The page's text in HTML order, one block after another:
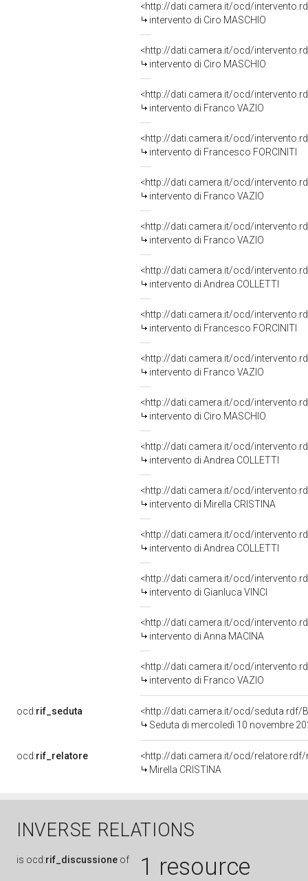
<http://dati.camera.it/ocd/
intervento di Ciro MASCHIO
<http://dati.camera.it/ocd/
intervento di Ciro MASCHIO
<http://dati.camera.it/ocd/
intervento di Franco VAZIO
<http://dati.camera.it/ocd/
intervento di Francesco FORCINITI
<http://dati.camera.it/ocd/
intervento di Franco VAZIO
<http://dati.camera.it/ocd/
intervento di Franco VAZIO
<http://dati.camera.it/ocd/
intervento di Andrea COLLETTI
<http://dati.camera.it/ocd/
intervento di Francesco FORCINITI
<http://dati.camera.it/ocd/
intervento di Franco VAZIO
<http://dati.camera.it/ocd/
intervento di Ciro MASCHIO
<http://dati.camera.it/ocd/
intervento di Andrea COLLETTI
<http://dati.camera.it/ocd/
intervento di Mirella CRISTINA
<http://dati.camera.it/ocd/
intervento di Andrea COLLETTI
<http://dati.camera.it/ocd/
intervento di Gianluca VINCI
<http://dati.camera.it/ocd/
intervento di Anna MACINA
<http://dati.camera.it/ocd/
intervento di Franco VAZIO
ocd:rif_seduta
<http://dati.camera.it/ocd/seduta.rdf/
Seduta di mercoledì 10 novembre
ocd:rif_relatore
<http://dati.camera.it/ocd/relatore.rdf/
Mirella CRISTINA
INVERSE RELATIONS
is ocd:rif_discussione of 1 resource